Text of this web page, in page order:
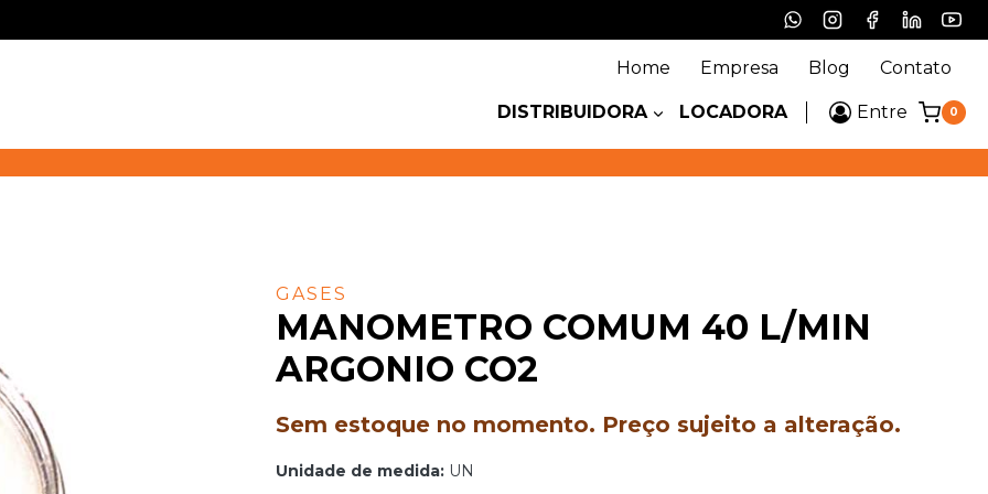
Home Empresa Blog Contato
DISTRIBUIDORA LOCADORA Entre 0
GASES
MANOMETRO COMUM 40 L/MIN
ARGONIO CO2
Sem estoque no momento. Preço sujeito a alteração.
Unidade de medida:UN